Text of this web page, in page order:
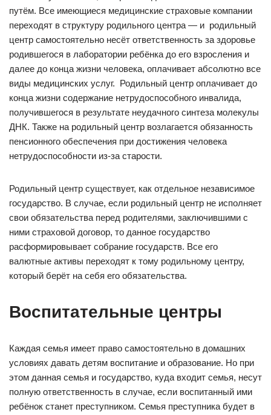
путём. Все имеющиеся медицинские страховые компании
переходят в структуру родильного центра — и родильный
центр самостоятельно несёт ответственность за здоровье
родившегося в лаборатории ребёнка до его взросления и
далее до конца жизни человека, оплачивает абсолютно все
виды медицинских услуг. Родильный центр оплачивает до
конца жизни содержание нетрудоспособного инвалида,
получившегося в результате неудачного синтеза молекулы
ДНК. Также на родильный центр возлагается обязанность
пенсионного обеспечения при достижения человека
нетрудоспособности из-за старости.
Родильный центр существует, как отдельное независимое
государство. В случае, если родильный центр не исполняет
свои обязательства перед родителями, заключившими с
ними страховой договор, то данное государство
расформировывает собрание государств. Все его
валютные активы переходят к тому родильному центру,
который берёт на себя его обязательства.
Воспитательные центры
Каждая семья имеет право самостоятельно в домашних
условиях давать детям воспитание и образование. Но при
этом данная семья и государство, куда входит семья, несут
полную ответственность в случае, если воспитанный ими
ребёнок станет преступником. Семья преступника будет в